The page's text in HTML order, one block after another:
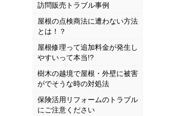
訪問販売トラブル事例
屋根の点検商法に遭わない方法
とは！？
屋根修理って追加料金が発生し
やすいって本当!?
樹木の越境で屋根・外壁に被害
がでそうな時の対処法
保険活用リフォームのトラブル
にご注意ください